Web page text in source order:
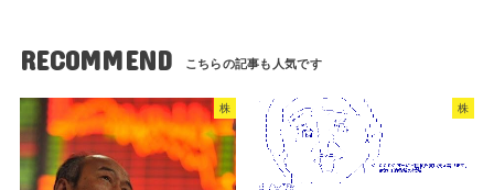
RECOMMEND
株 株